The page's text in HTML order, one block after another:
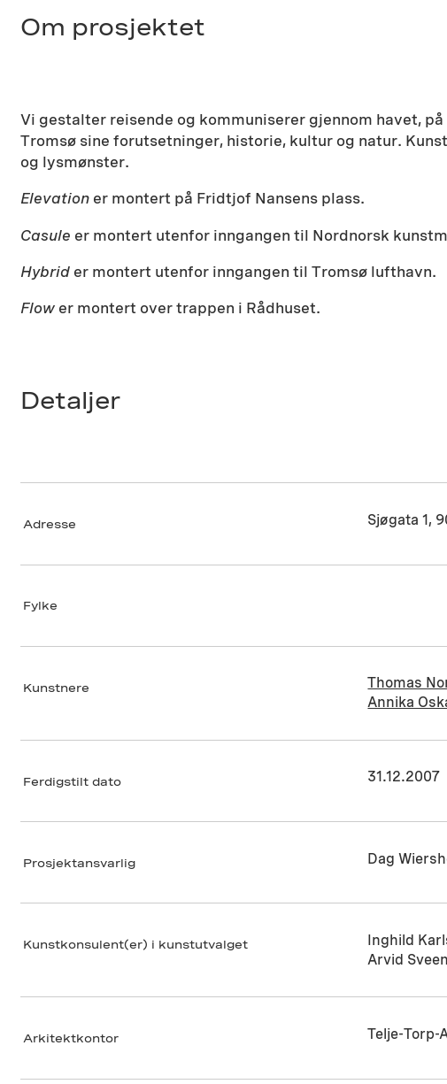
Om prosjektet
Vi gestalter reisende og kommuniserer gjennom havet,
Tromsø sine forutsetninger, historie, kultur og natur.
og lysmønster.
Elevationer montert på Fridtjof Nansens plass.
Casule er montert utenfor inngangen til Nordnorsk
Hybrider montert utenfor inngangen til Tromsø lufthavn.
Flower montert over trappen i Rådhuset.
Detaljer
Adresse Sjøgata 1,
Fylke
Kunstnere
Thomas
Annika
Ferdigstilt dato 31.12.2007
Prosjektansvarlig Dag
Kunstkonsulent(er) i kunstutvalget
Inghild
Arvid Sveen
Arkitektkontor Telje-Torp-